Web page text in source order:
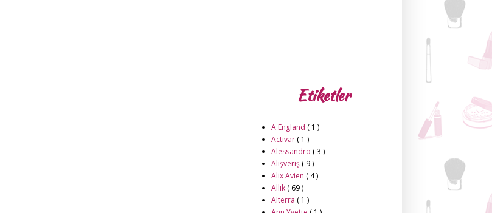
Etiketler
A England ( 1 )
Activar ( 1 )
Alessandro ( 3 )
Alışveriş ( 9 )
Alix Avien ( 4 )
Allık ( 69 )
Alterra ( 1 )